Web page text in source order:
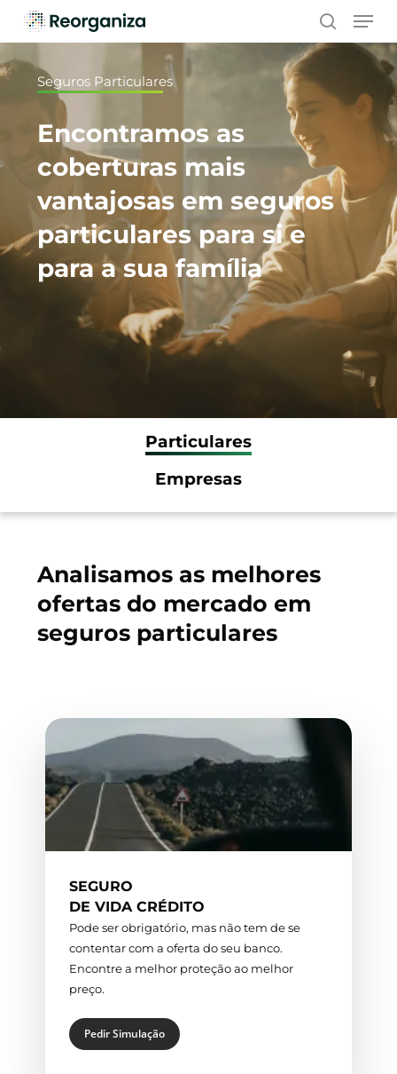
Skip
content
search
Seguros Particulares
Encontramos as
coberturas mais
vantajosas em seguros
particulares para si e
para a sua família
Particulares
Empresas
Analisamos as melhores
ofertas do mercado em
seguros particulares
SEGURO
DE VIDA CRÉDITO
Pode ser obrigatório, mas não tem de se
contentar com a oferta do seu banco.
Encontre a melhor proteção ao melhor
preço.
Pedir Simulação